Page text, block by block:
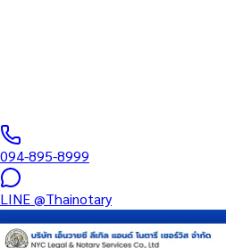
094-895-8999
LINE@Thainotary